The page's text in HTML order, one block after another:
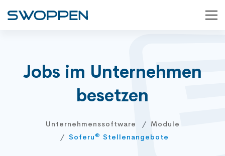
Jobs im Unternehmen
besetzen
Unternehmenssoftware
Module
Soferu® Stellenangebote